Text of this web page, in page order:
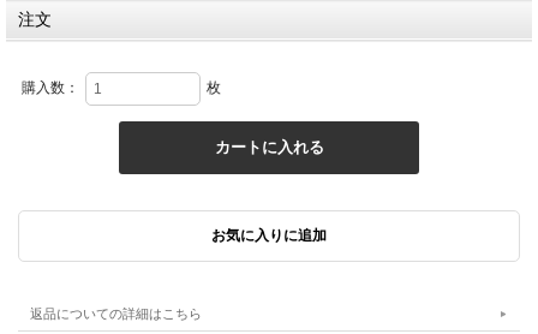
注文
購入数： 枚
返品についての詳細はこちら